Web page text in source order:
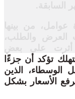
السابقة.
من بينها
العرض والطلب،
أثرت على بعض
تؤكد أن جزءًا
الوسطاء، الذين
الأسعار بشكل